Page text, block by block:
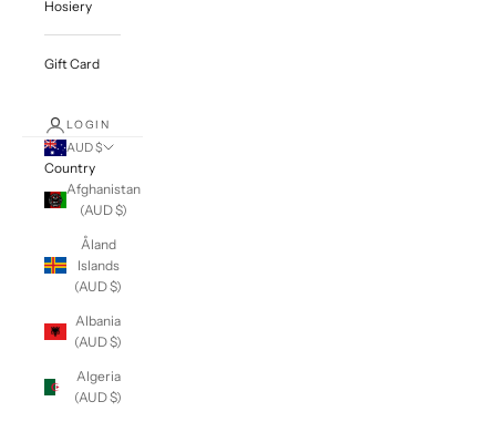
Hosiery
Gift Card
LOGIN
AUD $
Country
Afghanistan
(AUD $)
Åland
Islands
(AUD $)
Albania
(AUD $)
Algeria
(AUD $)